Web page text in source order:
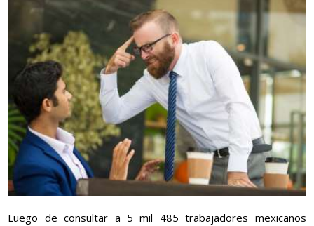
Luego de consultar a 5 mil 485 trabajadores mexicanos